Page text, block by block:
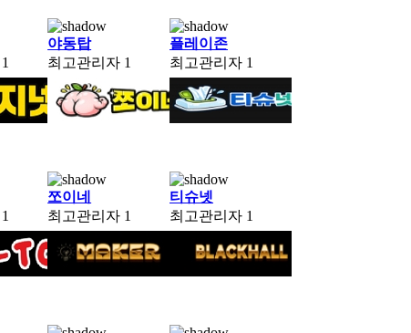
1
야동탑
최고관리자 1
플레이존
최고관리자 1
1
쪼이네
최고관리자 1
티슈넷
최고관리자 1